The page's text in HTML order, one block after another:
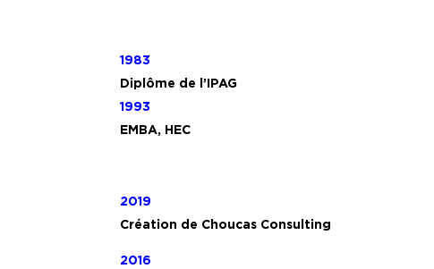
1983
Diplôme de l’IPAG
1993
EMBA, HEC
2019
Création de Choucas Consulting
2016